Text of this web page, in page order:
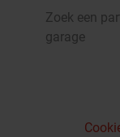
Zoek een
garage